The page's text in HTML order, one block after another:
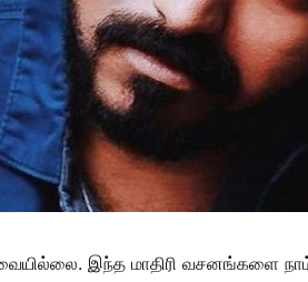
இந்த மாதிரி வசனங்களை